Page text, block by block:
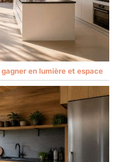
en lumière et espace